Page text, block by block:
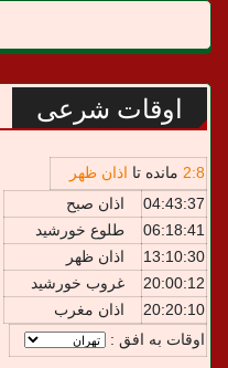
اوقات شرعی
2:8 مانده تا اذان ظهر
04:43:37
اذان صبح
06:18:41
طلوع خورشید
13:10:30
اذان ظهر
20:00:12
غروب خورشید
20:20:10
اذان مغرب
اوقات به افق :